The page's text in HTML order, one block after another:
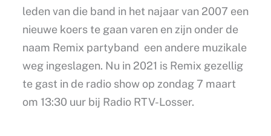
leden van die band in het najaar van 2007 een
nieuwe koers te gaan varen en zijn onder de
naam Remix partyband een andere muzikale
weg ingeslagen. Nu in 2021 is Remix gezellig
te gast in de radio show op zondag 7 maart
om 13:30 uur bij Radio RTV-Losser.